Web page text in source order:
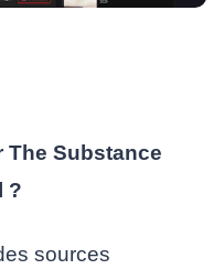
The Substance
?
sources